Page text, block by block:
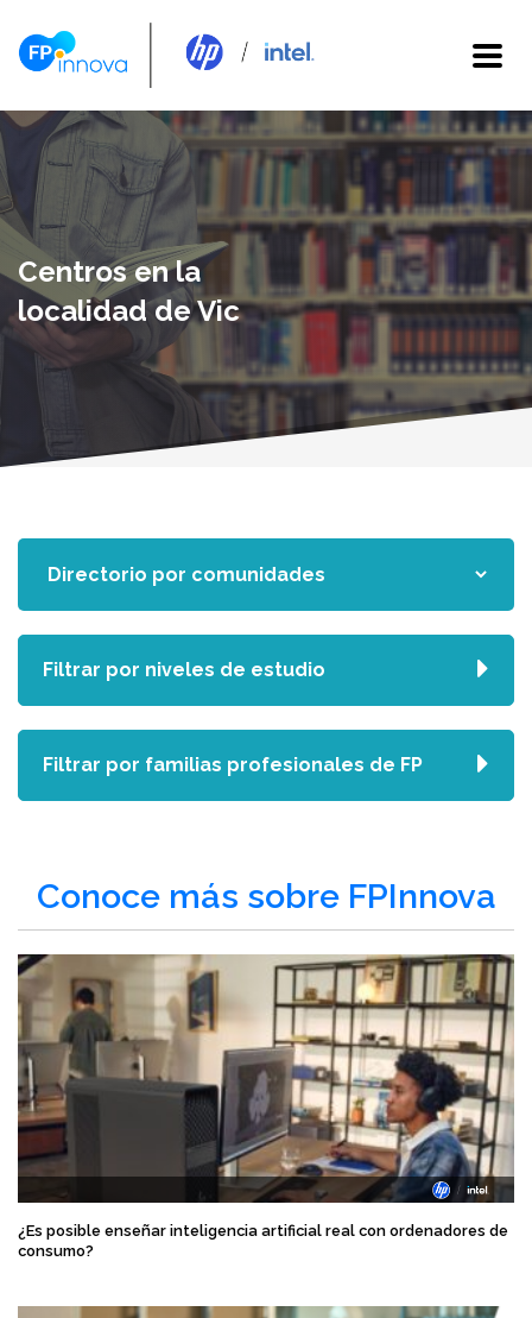
Centros en la
localidad de Vic
Conoce más sobre FPInnova
¿Es posible enseñar inteligencia artificial real con ordenadores de
consumo?
Filtrar por niveles de estudio
Filtrar por familias profesionales de FP